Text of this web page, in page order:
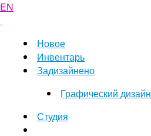
EN
Новое
Инвентарь
Задизайнено
Графический дизайн
Студия